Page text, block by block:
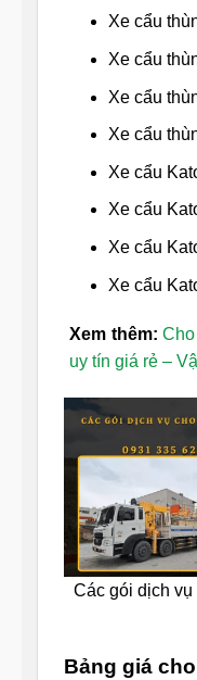
Xe cẩu
Xe cẩu
Xe cẩu
Xe cẩu
Xe cẩu
Xe cẩu
Xe cẩu
Xe cẩu
Xem thêm:
uy tín giá rẻ –
Các gói dịch vụ
Bảng giá